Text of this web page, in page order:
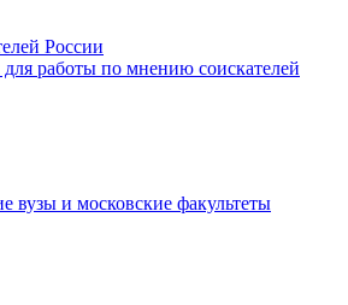
России
работы по мнению соискателей
вузы и московские факультеты